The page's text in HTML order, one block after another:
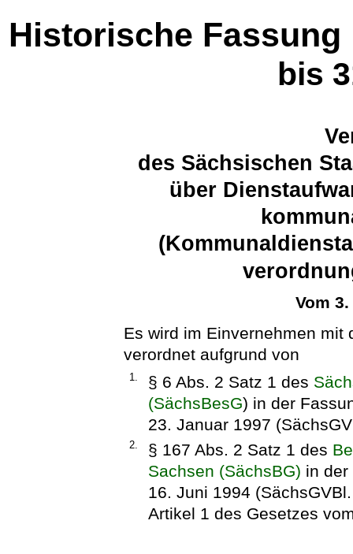
Historische Fassung
bis
des Sächsischen
über
Vom
Es wird im Einvernehmen mit
verordnet aufgrund von
1. § 6 Abs. 2 Satz 1 des
(SächsBesG) in der
23. Januar 1997
2. § 167 Abs. 2 Satz 1 des
Sachsen (SächsBG) in der
16. Juni 1994
Artikel 1 des Gesetzes